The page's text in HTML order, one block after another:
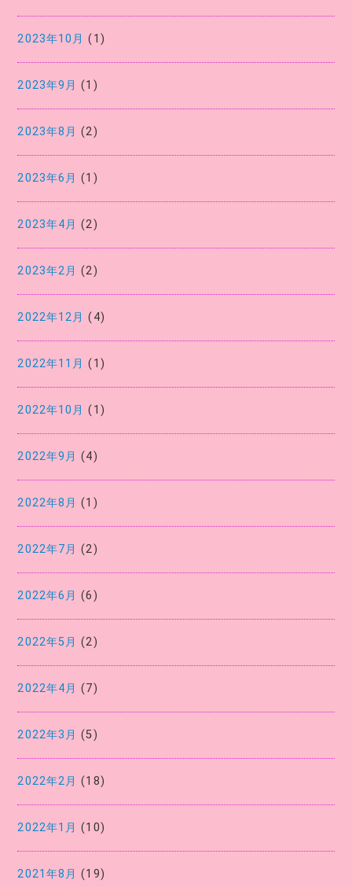
2023年10月 (1)
2023年9月 (1)
2023年8月 (2)
2023年6月 (1)
2023年4月 (2)
2023年2月 (2)
2022年12月 (4)
2022年11月 (1)
2022年10月 (1)
2022年9月 (4)
2022年8月 (1)
2022年7月 (2)
2022年6月 (6)
2022年5月 (2)
2022年4月 (7)
2022年3月 (5)
2022年2月 (18)
2022年1月 (10)
2021年8月 (19)